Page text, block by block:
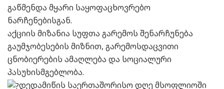
გაწმენდა მყარი საყოფაცხოვრებო
ნარჩენებისგან.
აქციის მიზანია სუფთა გარემოს შენარჩუნება
გაუმჯობესების მიზნით, გარემოსდაცვითი
ცნობიერების ამაღლება და სოციალური
პასუხისმგებლობა.
დედამიწის საერთაშორისო დღე მსოფლიოში